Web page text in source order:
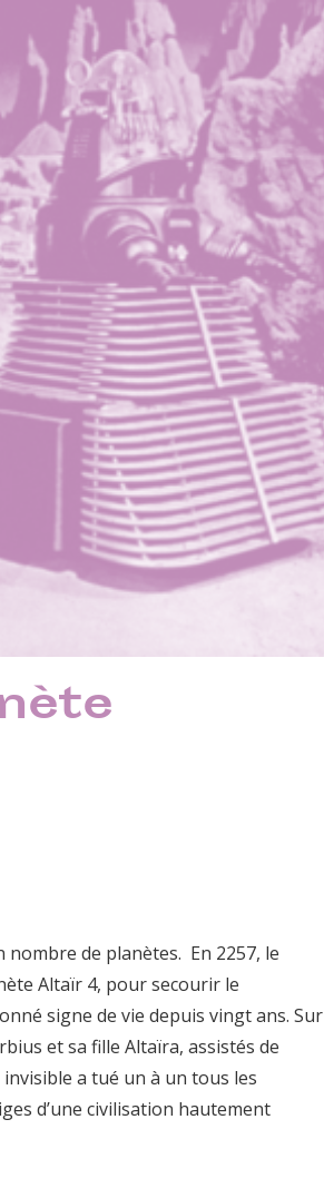
nombre de planètes. En 2257, le
Altaïr 4, pour secourir le
signe de vie depuis vingt ans. Sur
et sa fille Altaïra, assistés de
a tué un à un tous les
d’une civilisation hautement